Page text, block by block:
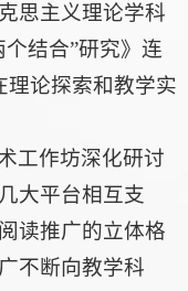
思主义理论学科
结合”研究》连
理论探索和教学实
工作坊深化研讨
大平台相互支
读推广的立体格
不断向教学科